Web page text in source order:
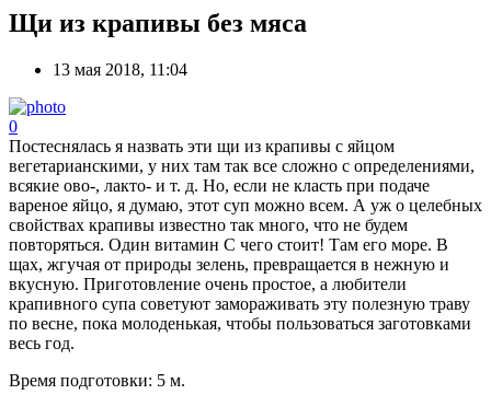
Щи из крапивы без мяса
13 мая 2018, 11:04
0
Постеснялась я назвать эти щи из крапивы с яйцом
вегетарианскими, у них там так все сложно с определениями,
всякие ово-, лакто- и т. д. Но, если не класть при подаче
вареное яйцо, я думаю, этот суп можно всем. А уж о целебных
свойствах крапивы известно так много, что не будем
повторяться. Один витамин С чего стоит! Там его море. В
щах, жгучая от природы зелень, превращается в нежную и
вкусную. Приготовление очень простое, а любители
крапивного супа советуют замораживать эту полезную траву
по весне, пока молоденькая, чтобы пользоваться заготовками
весь год.
Время подготовки: 5 м.